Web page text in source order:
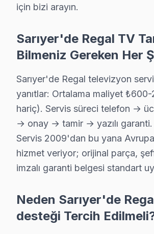
Kocataş Regal Anakart Tamiri →
Maden Regal Servis
Sarıyer'da Maden bölgesindeki
Maslak Regal Servis
Regal TV'de T-Con kart arızası
Maslak Regal Açılmıyor Arıza →
Pınar Regal Servis
Pınar bölgesindeki Regal
Pınar Regal Açılmıyor Arıza →
Poligon Regal Servis
Poligon'de Regal TV ekran
Sarıyer TV Servis Merkezi →
için bizi arayın.
Sarıyer'de Regal TV
Bilmeniz Gereken Her
Sarıyer'de Regal televizyon
yanıtlar: Ortalama maliyet
hariç). Servis süreci telefon →
→ onay → tamir → yazılı garanti.
Servis 2009'dan bu yana
hizmet veriyor; orijinal parça,
imzalı garanti belgesi standart
Neden Sarıyer'de
desteği Tercih